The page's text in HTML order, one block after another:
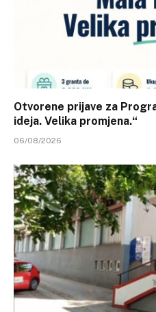
Otvorene prijave za
ideja. Velika promjena.“
06/08/2026